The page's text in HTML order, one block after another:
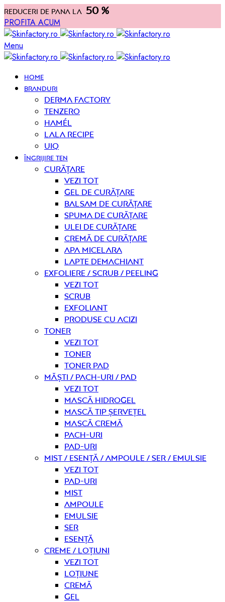
Reduceri de pana la 50 %
PROFITA ACUM
Menu
HOME
BRANDURI
Derma Factory
Tenzero
Hamél
Lala Recipe
UIQ
ÎNGRIJIRE TEN
curățare
Vezi tot
Gel de curățare
Balsam de curățare
Spuma de curățare
Ulei de curățare
Cremă de curățare
Apa micelara
Lapte demachiant
Exfoliere / Scrub / Peeling
Vezi tot
Scrub
Exfoliant
Produse cu acizi
Toner
Vezi tot
Toner
Toner pad
Măști / Pach-uri / Pad
Vezi tot
Mască hidrogel
Mască tip șervețel
Mască Cremă
Pach-uri
Pad-uri
Mist / Esență / Ampoule / Ser / Emulsie
Vezi tot
Pad-uri
Mist
Ampoule
Emulsie
Ser
Esență
Creme / Loțiuni
Vezi tot
Loțiune
Cremă
Gel